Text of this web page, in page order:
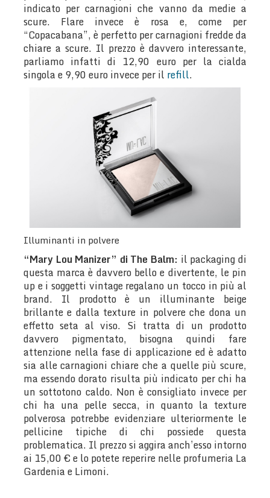
indicato per carnagioni che vanno da medie a
scure. Flare invece è rosa e, come per
“Copacabana”, è perfetto per carnagioni fredde da
chiare a scure. Il prezzo è davvero interessante,
parliamo infatti di 12,90 euro per la cialda
singola e 9,90 euro invece per il refill.
Illuminanti in polvere
“Mary Lou Manizer” di The Balm: il packaging di
questa marca è davvero bello e divertente, le pin
up e i soggetti vintage regalano un tocco in più al
brand. Il prodotto è un illuminante beige
brillante e dalla texture in polvere che dona un
effetto seta al viso. Si tratta di un prodotto
davvero pigmentato, bisogna quindi fare
attenzione nella fase di applicazione ed è adatto
sia alle carnagioni chiare che a quelle più scure,
ma essendo dorato risulta più indicato per chi ha
un sottotono caldo. Non è consigliato invece per
chi ha una pelle secca, in quanto la texture
polverosa potrebbe evidenziare ulteriormente le
pellicine tipiche di chi possiede questa
problematica. Il prezzo si aggira anch’esso intorno
ai 15,00 € e lo potete reperire nelle profumeria La
Gardenia e Limoni.